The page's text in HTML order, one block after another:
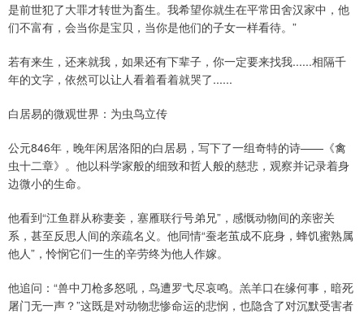
是前世犯了大罪才转世为畜生。我希望你就生在平常田舍汉家中，他
们不富有，会当你是宝贝，当你是他们的子女一样看待。”
若有来生，还来就我，如果还有下辈子，你一定要来找我......相隔千
年的文字，依然可以让人看着看着就哭了......
白居易的微观世界：为虫鸟立传
公元846年，晚年闲居洛阳的白居易，写下了一组奇特的诗——《禽
虫十二章》。他以科学家般的细致和哲人般的慈悲，观察并记录着身
边微小的生命。
他看到“江鱼群从称妻妾，塞雁联行号弟兄”，感慨动物间的亲密关
系，甚至反思人间的亲疏名义。他同情“蚕老茧成不庇身，蜂饥蜜熟属
他人”，怜悯它们一生的辛劳终为他人作嫁。
他追问：“兽中刀枪多怒吼，鸟遭罗弋尽哀鸣。羔羊口在缘何事，暗死
屠门无一声？”这既是对动物悲惨命运的悲悯，也隐含了对沉默受害者